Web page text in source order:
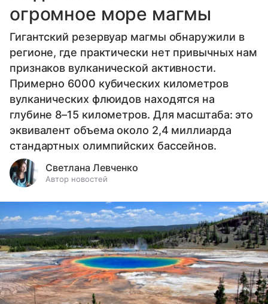
огромное море магмы
Гигантский резервуар магмы обнаружили в
регионе, где практически нет привычных нам
признаков вулканической активности.
Примерно 6000 кубических километров
вулканических флюидов находятся на
глубине 8–15 километров. Для масштаба: это
эквивалент объема около 2,4 миллиарда
стандартных олимпийских бассейнов.
Светлана Левченко
Автор новостей